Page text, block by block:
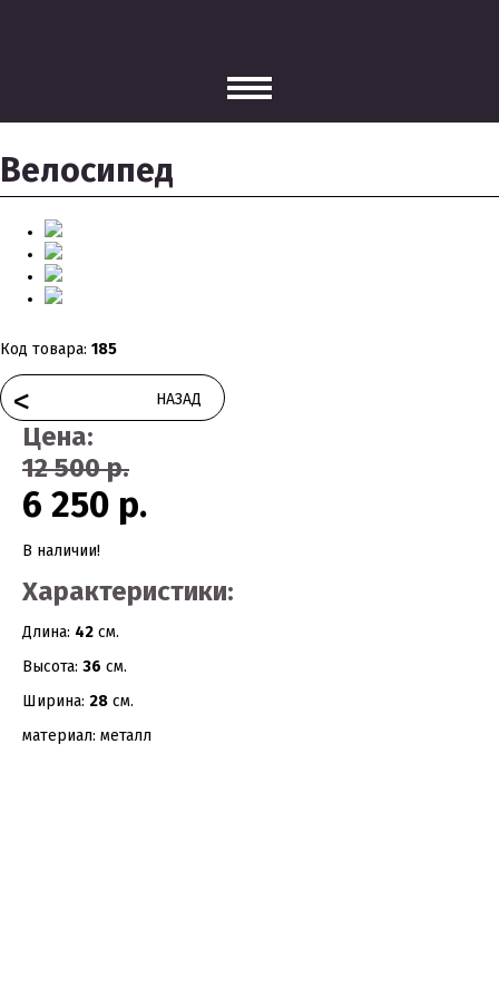
Велосипед
Код товара: 185
< НАЗАД
Цена:
12 500 р.
6 250 р.
В наличии!
Характеристики:
Длина: 42 см.
Высота: 36 см.
Ширина: 28 см.
материал: металл